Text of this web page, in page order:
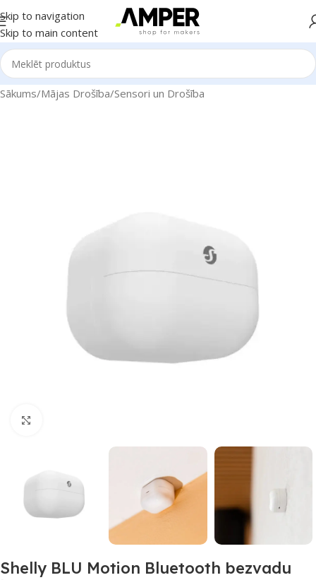
Skip to navigation
Skip to main content
Sākums/Mājas Drošība/Sensori un Drošība
Shelly BLU Motion Bluetooth bezvadu